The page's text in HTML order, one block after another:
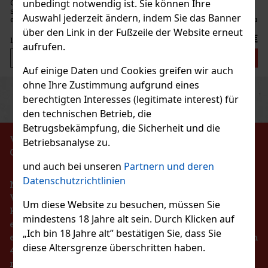
unbedingt notwendig ist. Sie können Ihre
Auswahl jederzeit ändern, indem Sie das Banner
über den Link in der Fußzeile der Website erneut
aufrufen.
Auf einige Daten und Cookies greifen wir auch
ohne Ihre Zustimmung aufgrund eines
berechtigten Interesses (legitimate interest) für
den technischen Betrieb, die
Betrugsbekämpfung, die Sicherheit und die
Betriebsanalyse zu.
und auch bei unseren Partnern und deren
Datenschutzrichtlinien
Um diese Website zu besuchen, müssen Sie
mindestens 18 Jahre alt sein. Durch Klicken auf
„Ich bin 18 Jahre alt” bestätigen Sie, dass Sie
diese Altersgrenze überschritten haben.
der
Espressos
aus Arabica und zu
einen voll
15.99 €
PreviousNext
VERBOT DES VERKAUFS VON ALKOHOLISCHEN
GETRÄNKEN AN PERSONEN UNTER 18 JAHREN !!!
Nach dem Gesetz über die Registrierung von
Verkäufen ist der Verkäufer verpflichtet, dem
Käufer eine Quittung auszustellen. Gleichzeitig ist
er verpflichtet, die erhaltenen Einnahmen im Falle
eines technischen Ausfalls spätestens innerhalb von
48 Stunden online beim Steuerverwalter zu
registrieren.